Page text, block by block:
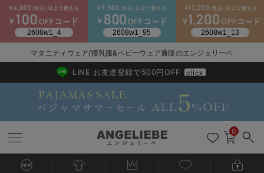
マタニティウェア/授乳服&ベビーウェア通販のエンジェリーベ
2026/NewArrival
送料495円(一部地域を除く) 7,700円以上で送料無料
LINE お友達登録で500円OFF click
0